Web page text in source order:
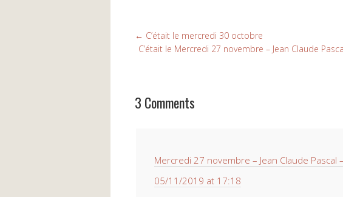
← C’était le mercredi 30 octobre
C’était le Mercredi 27 novembre – Jean Claude
3 Comments
Mercredi 27 novembre – Jean Claude Pascal
05/11/2019 at 17:18